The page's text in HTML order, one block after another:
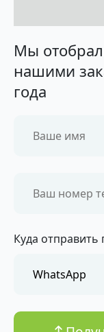
Мы
нашими
года
Куда отправить